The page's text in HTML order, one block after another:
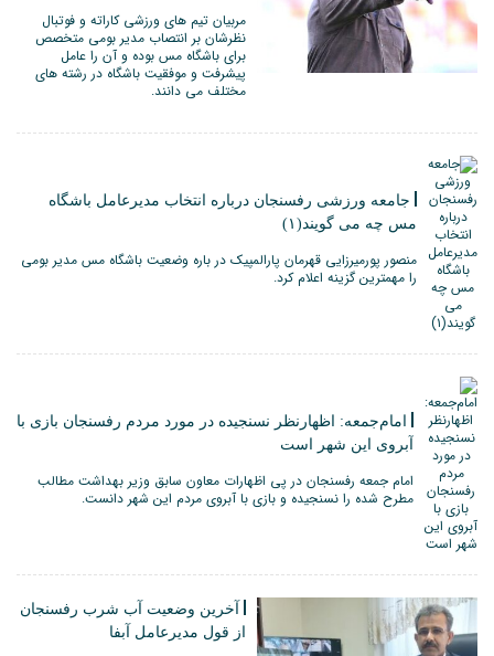
مربیان تیم های ورزشی کاراته و فوتبال
نظرشان بر انتصاب مدیر بومی متخصص
برای باشگاه مس بوده و آن را عامل
پیشرفت و موفقیت باشگاه در رشته های
مختلف می دانند.
جامعه ورزشی رفسنجان درباره انتخاب مدیرعامل باشگاه
مس چه می گویند(۱)
منصور پورمیرزایی قهرمان پارالمپیک در باره وضعیت باشگاه مس مدیر بومی
را مهمترین گزینه اعلام کرد.
امام‌جمعه: اظهارنظر نسنجیده در مورد مردم رفسنجان بازی با
آبروی این شهر است
امام جمعه رفسنجان در پی اظهارات معاون سابق وزیر بهداشت مطالب
مطرح شده را نسنجیده و بازی با آبروی مردم این شهر دانست.
آخرین وضعیت آب شرب رفسنجان
از قول مدیرعامل آبفا